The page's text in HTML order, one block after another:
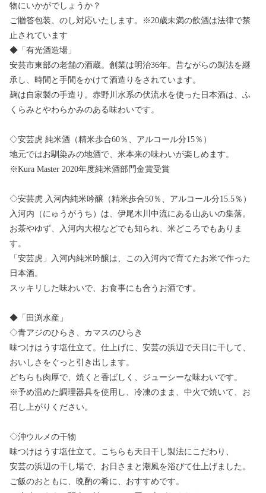
物にいかがでしょうか？
ご贈答包装、のし対応いたします。※20歳未満の飲酒は法律で禁
止されています
◆「有光酒造場」
安芸市東部の老舗の酒蔵。創業は明治36年。昔ながらの製法を継
承し、時間と手間をかけて酒造りをされています。
麹は自家製の手造り。赤野川水系の伏流水を使った日本酒は、ふ
くらみとやわらかみのある味わいです。
◇安芸虎 純米酒（精米歩合60％、アルコール分15％）
地元ではお馴染みの地酒で、米本来の味わいが楽しめます。
※Kura Master 2020年度純米酒部門金賞受賞
◇安芸虎 入河内純米吟醸（精米歩合50％、アルコール分15.5％）
入河内（にゅうがうち）は、伊尾木川中流にある山あいの集落。
お茶やゆず、入河内大根などでも知られ、米どころでもありま
す。
「安芸虎」入河内純米吟醸は、この入河内で育てたお米で作った
日本酒。
スッキリした味わいで、お食事にも合うお酒です。
◆「田渕水産」
◇青アジのひらき、カマスのひらき
味つけはうす塩仕立て。仕上げに、安芸の浜辺で天日に干して、
おいしさをぐっと引き出します。
どちらも肉厚で、焼くと香ばしく、ジューシーな味わいです。
※予め温めた調理器具を使用し、冷凍のまま、中火で焼いて、お
召し上がりください。
◇沖ウルメの干物
味つけはうす塩仕立て。こちらも天日干し製法にこだわり、
安芸の浜辺の干し場で、お日さまと潮風を浴びて仕上げました。
ご飯のおともに、晩酌の肴に、おすすめです。